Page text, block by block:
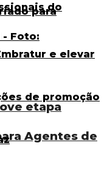
etapa
Agentes de